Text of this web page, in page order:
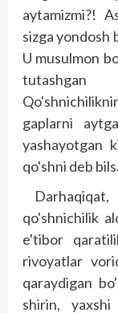
aytamizmi?!
sizga yondosh
U musulmon
tutashgan
gaplarni
yashayotgan
qo'shni deb
qo'shnichilik
e'tibor
rivoyatlar
qaraydigan
shirin,